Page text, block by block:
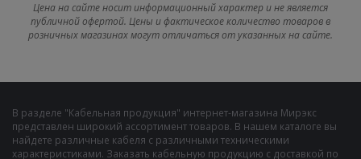
Цена на сайте носит информационный характер и не является
публичной офертой. Цены и фактическое количество товаров в
розничных магазинах могут отличаться от указанных на сайте.
В разделе "Кабельная продукция" интернет-магазина Мирэкс
представлен широкий ассортимент товаров. В нашем каталоге вы
найдете различные кабеля с различными техническими
характеристиками. Заказать кабельную продукцию с доставкой по